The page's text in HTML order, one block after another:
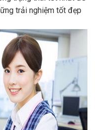
trải nghiệm tốt đẹp